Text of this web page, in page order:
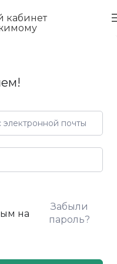
кабинет
на
Забыли
пароль?